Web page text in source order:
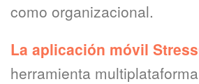
como organizacional.
La aplicación móvil
herramienta